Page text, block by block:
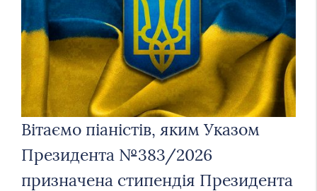
Вітаємо піаністів, яким Указом
Президента №383/2026
призначена стипендія Президента